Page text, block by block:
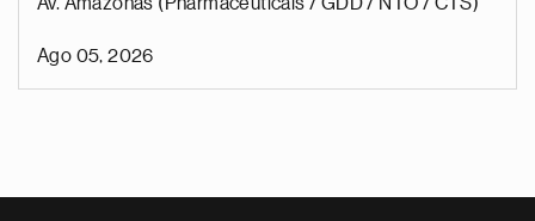
Ago 05, 2026